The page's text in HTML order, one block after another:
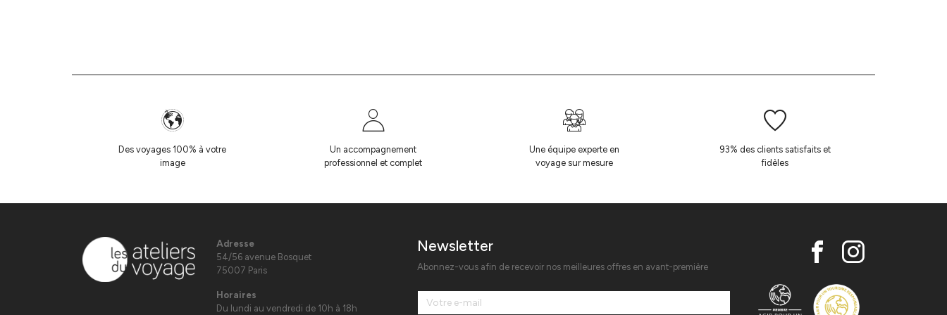
Des voyages 100% à votre
image
Un accompagnement
professionnel et complet
Une équipe experte en
voyage sur mesure
93% des clients satisfaits et
fidèles
Adresse
54/56 avenue Bosquet
75007 Paris
Horaires
Du lundi au vendredi de 10h à 18h
Newsletter
Abonnez-vous afin de recevoir nos meilleures offres en avant-première